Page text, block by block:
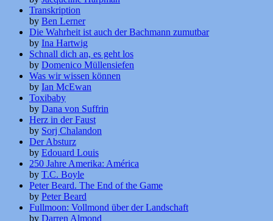
Transkription
by Ben Lerner
Die Wahrheit ist auch der Bachmann zumutbar
by Ina Hartwig
Schnall dich an, es geht los
by Domenico Müllensiefen
Was wir wissen können
by Ian McEwan
Toxibaby
by Dana von Suffrin
Herz in der Faust
by Sorj Chalandon
Der Absturz
by Edouard Louis
250 Jahre Amerika: América
by T.C. Boyle
Peter Beard. The End of the Game
by Peter Beard
Fullmoon: Vollmond über der Landschaft
by Darren Almond